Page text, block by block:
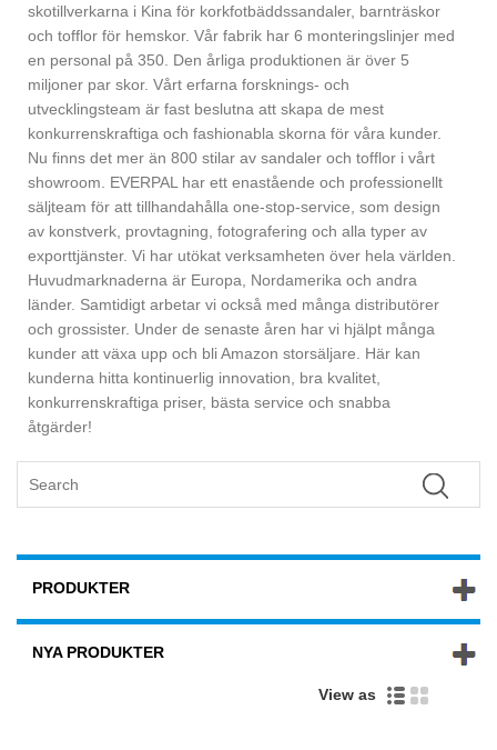
skotillverkarna i Kina för korkfotbäddssandaler, barnträskor
och tofflor för hemskor. Vår fabrik har 6 monteringslinjer med
en personal på 350. Den årliga produktionen är över 5
miljoner par skor. Vårt erfarna forsknings- och
utvecklingsteam är fast beslutna att skapa de mest
konkurrenskraftiga och fashionabla skorna för våra kunder.
Nu finns det mer än 800 stilar av sandaler och tofflor i vårt
showroom. EVERPAL har ett enastående och professionellt
säljteam för att tillhandahålla one-stop-service, som design
av konstverk, provtagning, fotografering och alla typer av
exporttjänster. Vi har utökat verksamheten över hela världen.
Huvudmarknaderna är Europa, Nordamerika och andra
länder. Samtidigt arbetar vi också med många distributörer
och grossister. Under de senaste åren har vi hjälpt många
kunder att växa upp och bli Amazon storsäljare. Här kan
kunderna hitta kontinuerlig innovation, bra kvalitet,
konkurrenskraftiga priser, bästa service och snabba
åtgärder!
PRODUKTER
NYA PRODUKTER
View as